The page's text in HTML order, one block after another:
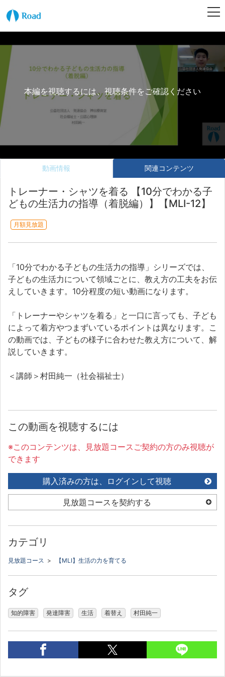
本編を視聴するには、視聴条件をご確認ください
動画情報 関連コンテンツ
トレーナー・シャツを着る 【10分でわかる子
どもの生活力の指導（着脱編）】【MLI-12】
月額見放題
「10分でわかる子どもの生活力の指導」シリーズでは、
子どもの生活力について領域ごとに、教え方の工夫をお伝
えしていきます。 10分程度の短い動画になります。
「トレーナーやシャツを着る」と一口に言っても、子ども
によって着方やつまずいているポイントは異なります。こ
の動画では、子どもの様子に合わせた教え方について、解
説していきます。
＜講師＞村田純一（社会福祉士）
この動画を視聴するには
※このコンテンツは、見放題コースご契約の方のみ視聴が
できます
購入済みの方は、ログインして視聴
見放題コースを契約する
カテゴリ
見放題コース > 【MLI】生活の力を育てる
タグ
知的障害 発達障害 生活 着替え 村田純一